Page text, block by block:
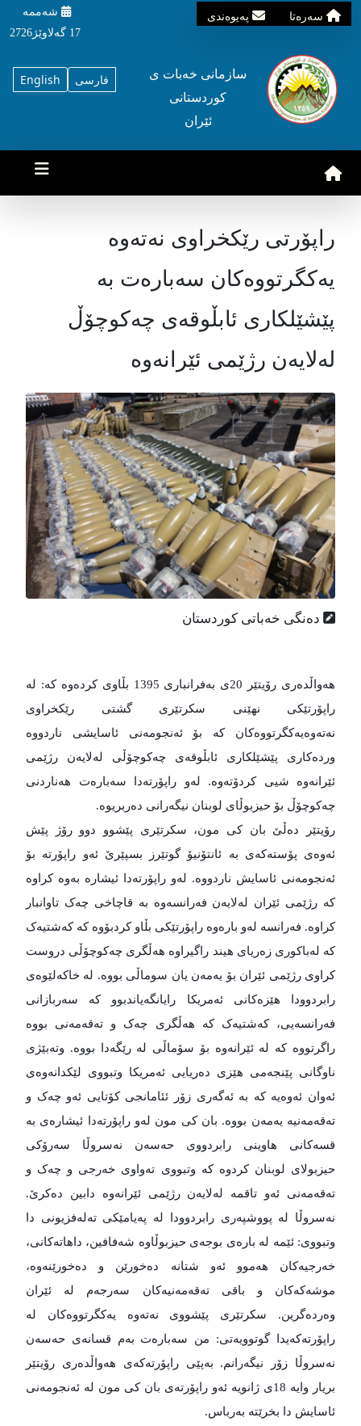
سه‌ره‌تا په‌یوه‌ندی
شه‌ممه‌
17 گه‌لاوێژ2726
English فارسی
سازمانی خه‌بات ی
کوردستانی
ئێران
راپۆرتی رێکخراوی نەتەوە
یەکگرتووەکان سەبارەت بە
پێشێلکاری ئابڵوقەی چەکوچۆڵ
لەلایەن رژێمی ئێرانەوە
دەنگی خەباتی کوردستان
هەواڵدەری رۆیتێر 20ی بەفرانباری 1395 بڵاوی کردەوە
کە: لە
راپۆرتێکی نهێنی سکرتێری گشتی رێکخراوی
نەتەوەیەکگرتووەکان کە بۆ ئەنجومەنی ئاسایشی ناردووە
وردەکاری پێشێلکاری ئابڵوقەی چەکوچۆڵی لەلایەن رژێمی
ئێرانەوە شیی کردۆتەوە. لەو راپۆرتەدا سەبارەت هەناردنی
چەکوچۆڵ بۆ حیزبوڵای لوبنان نیگەرانی دەربریوە.
رۆیتێر دەڵێ بان کی مون، سکرتێری پێشوو دوو رۆژ پێش
ئەوەی پۆستەکەی بە ئانتۆنیۆ گوتێرز بسپێرێ ئەو راپۆرتە بۆ
ئەنجومەنی ئاسایش ناردووە. لەو راپۆرتەدا ئیشارە بەوە کراوە
کە رژێمی ئێران لەلایەن فەرانسەوە بە قاچاخی چەک تاوانبار
کراوە. فەرانسە لەو بارەوە راپۆرتێکی بڵاو کردبۆوە کە کەشتیەک
کە لەباکوری زەریای هیند راگیراوە هەڵگری چەکوچۆڵی دروست
کراوی رژێمی ئێران بۆ یەمەن یان سوماڵی بووە. لە خاکەلێوەی
رابردوودا هێزەکانی ئەمریکا رایانگەیاندبوو کە سەربازانی
فەرانسەیی، کەشتیەک کە هەڵگری چەک و تەقەمەنی بووە
راگرتووە کە لە ئێرانەوە بۆ سۆماڵی لە رێگەدا بووە. وتەبێژی
ناوگانی پێنجەمی هێزی دەریایی ئەمریکا وتبووی لێکدانەوەی
ئەوان ئەوەیە کە بە ئەگەری زۆر ئئامانجی کۆتایی ئەو چەک و
تەقەمەنیە یەمەن بووە. بان کی مون لەو راپۆرتەدا ئیشارەی بە
قسەکانی هاوینی رابردووی حەسەن نەسروڵا سەرۆکی
حیزبولای لوبنان کردوە کە وتبووی تەواوی خەرجی و چەک و
تەقەمەنی ئەو تاقمە لەلایەن رژێمی ئێرانەوە دابین دەکرێ.
نەسروڵا لە پووشپەری رابردوودا لە پەیامێکی تەلەفزیونی دا
وتبووی: ئێمە لە بارەی بوجەی حیزبوڵاوە شەفافین، داهاتەکانی،
خەرجیەکان هەموو ئەو شتانە دەخورێن و دەخورێنەوە،
موشەکەکان و باقی تەقەمەنیەکان سەرجەم لە ئێران
وەردەگرین. سکرتێری پێشووی نەتەوە یەکگرتووەکان لە
راپۆرتەکەیدا گوتوویەتی: من سەبارەت بەم قسانەی حەسەن
نەسروڵا زۆر نیگەرانم. بەپێی راپۆرتەکەی هەواڵدەری رۆیتێر
بریار وایە 18ی ژانویە ئەو راپۆرتەی بان کی مون لە ئەنجومەنی
ئاسایش دا بخرێتە بەرباس.